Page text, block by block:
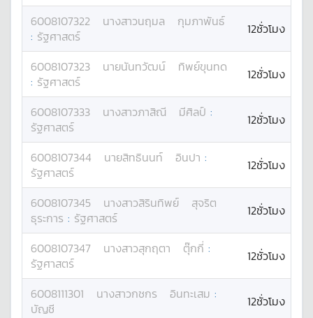
6008107322 นางสาวนฤมล
กุมภาพันธ์
: รัฐศาสตร์ 12ชั่วโมง
6008107323 นายนันทวัฒน์
ทิพย์ขุนทด
: รัฐศาสตร์ 12ชั่วโมง
6008107333 นางสาวภาสิณี มีศิลป์ :
รัฐศาสตร์
12ชั่วโมง
6008107344 นายสิทธินนท์ อินปา :
รัฐศาสตร์
12ชั่วโมง
6008107345 นางสาวสิรินทิพย์
สุจริต
ธุระการ : รัฐศาสตร์ 12ชั่วโมง
6008107347 นางสาวสุกฤตา ตุ๊กกี่ :
รัฐศาสตร์
12ชั่วโมง
6008111301 นางสาวกชกร อินทะเสม :
บัญชี
12ชั่วโมง